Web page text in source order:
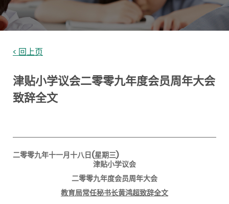
< 回上页
津贴小学议会二零零九年度会员周年大会
致辞全文
二零零九年十一月十八日(星期三)
津贴小学议会
二零零九年度会员周年大会
教育局常任秘书长黄鸿超致辞全文